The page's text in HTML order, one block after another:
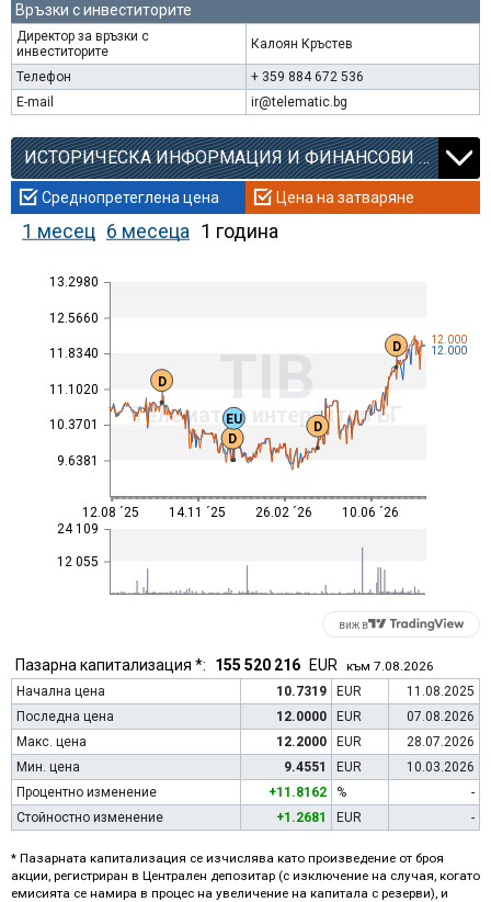
Връзки с инвеститорите
Директор за връзки с
инвеститорите
Калоян Кръстев
Телефон
+ 359 884 672 536
E-mail
ir@telematic.bg
ИСТОРИЧЕСКА ИНФОРМАЦИЯ И ФИНАНСОВИ КОЕФИЦИЕНТИ
Среднопретеглена цена Цена на затваряне
1 месец 6 месеца 1 година
9.6381
10.3701
11.1020
11.8340
12.5660
13.2980
TIB
Телематик интерактив БГ
12 055
24 109
12.000
12.000
12.08 ´25 14.11 ´25 26.02 ´26 10.06 ´26
D
D
EU
D
D
виж в
Пазарна капитализация *: 155 520 216 EUR към 7.08.2026
Начална цена
10.7319 EUR
11.08.2025
Последна цена
12.0000 EUR
07.08.2026
Макс. цена
12.2000 EUR
28.07.2026
Мин. цена
9.4551 EUR
10.03.2026
Процентно изменение
+11.8162 %
-
Стойностно изменение
+1.2681 EUR -
* Пазарната капитализация се изчислява като произведение от броя
акции, регистриран в Централен депозитар (с изключение на случая, когато
емисията се намира в процес на увеличение на капитала с резерви), и